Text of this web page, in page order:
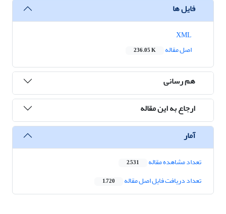
فایل ها
اصل مقاله
236.05 K
هم رسانی
ارجاع به این مقاله
آمار
تعداد مشاهده مقاله 2,531
تعداد دریافت فایل اصل مقاله 1,720